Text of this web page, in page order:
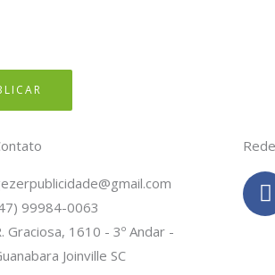
99984-0063
Graciosa, 1610 - 3º Andar -
Joinville SC
F
a
c